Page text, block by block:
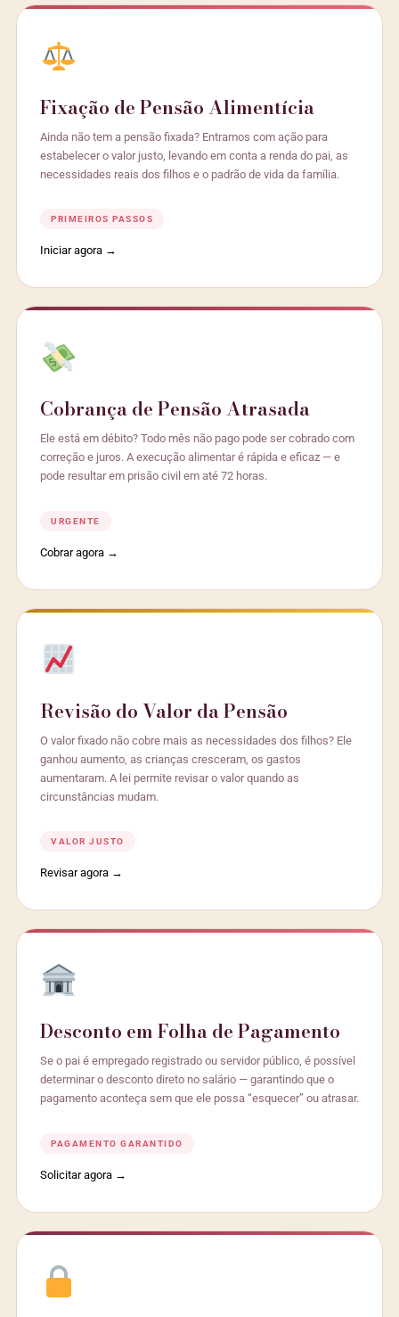
Fixação de Pensão Alimentícia
Ainda não tem a pensão fixada? Entramos com ação para
estabelecer o valor justo, levando em conta a renda do pai, as
necessidades reais dos filhos e o padrão de vida da família.
PRIMEIROS PASSOS
Iniciar agora →
Cobrança de Pensão Atrasada
Ele está em débito? Todo mês não pago pode ser cobrado com
correção e juros. A execução alimentar é rápida e eficaz — e
pode resultar em prisão civil em até 72 horas.
URGENTE
Cobrar agora →
Revisão do Valor da Pensão
O valor fixado não cobre mais as necessidades dos filhos? Ele
ganhou aumento, as crianças cresceram, os gastos
aumentaram. A lei permite revisar o valor quando as
circunstâncias mudam.
VALOR JUSTO
Revisar agora →
Desconto em Folha de Pagamento
Se o pai é empregado registrado ou servidor público, é possível
determinar o desconto direto no salário — garantindo que o
pagamento aconteça sem que ele possa “esquecer” ou atrasar.
PAGAMENTO GARANTIDO
Solicitar agora →